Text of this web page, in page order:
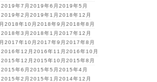
2019年7月 2019年6月 2019年5月
2019年2月 2019年1月 2018年12月
2018年10月 2018年9月 2018年8月
2018年3月 2018年1月 2017年12月
2017年10月 2017年9月 2017年8月
2016年12月 2016年11月 2016年10月
2015年12月 2015年10月 2015年8月
2015年6月 2015年5月 2015年4月
2015年2月 2015年1月 2014年12月